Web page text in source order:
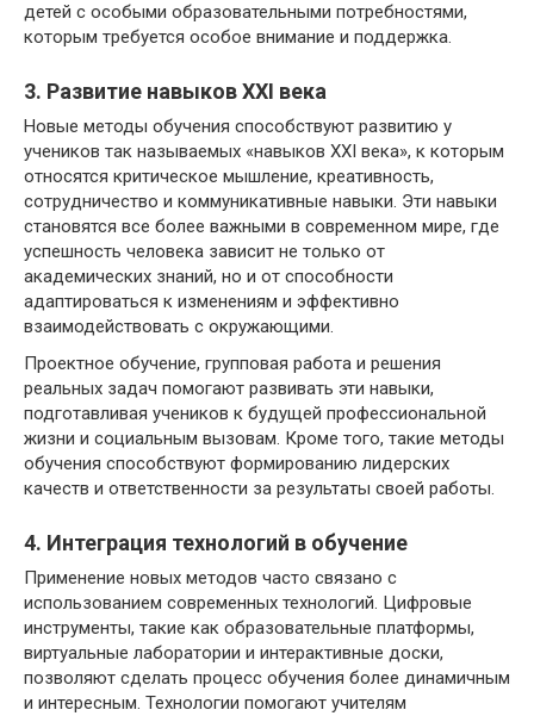
детей с особыми образовательными потребностями,
которым требуется особое внимание и поддержка.
3. Развитие навыков XXI века
Новые методы обучения способствуют развитию у
учеников так называемых «навыков XXI века», к которым
относятся критическое мышление, креативность,
сотрудничество и коммуникативные навыки. Эти навыки
становятся все более важными в современном мире, где
успешность человека зависит не только от
академических знаний, но и от способности
адаптироваться к изменениям и эффективно
взаимодействовать с окружающими.
Проектное обучение, групповая работа и решения
реальных задач помогают развивать эти навыки,
подготавливая учеников к будущей профессиональной
жизни и социальным вызовам. Кроме того, такие методы
обучения способствуют формированию лидерских
качеств и ответственности за результаты своей работы.
4. Интеграция технологий в обучение
Применение новых методов часто связано с
использованием современных технологий. Цифровые
инструменты, такие как образовательные платформы,
виртуальные лаборатории и интерактивные доски,
позволяют сделать процесс обучения более динамичным
и интересным. Технологии помогают учителям